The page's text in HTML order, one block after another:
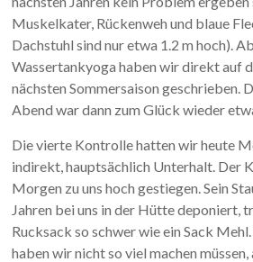
Muskelkater, Rückenweh und blaue
Dachstuhl sind nur etwa 1.2 m hoch).
Wassertankyoga haben wir direkt auf
nächsten Sommersaison geschrieben.
Abend war dann zum Glück wieder
Die vierte Kontrolle hatten wir heute
indirekt, hauptsächlich Unterhalt. Der
Morgen zu uns hoch gestiegen. Sein
Jahren bei uns in der Hütte deponiert,
Rucksack so schwer wie ein Sack
haben wir nicht so viel machen